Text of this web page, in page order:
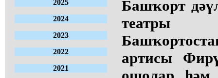
2025
2024
2023
2022
2021
Башҡорт
театры
артисы